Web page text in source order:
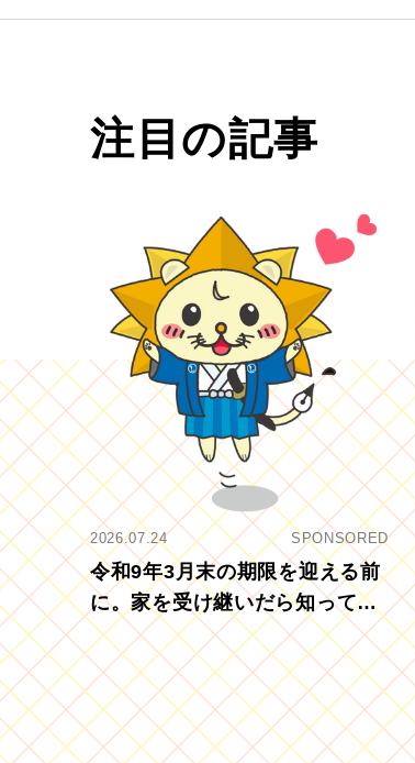
注目の記事
2026.07.24 SPONSORED
令和9年3月末の期限を迎える前
に。家を受け継いだら知ってお
きたい「相続登記の義務化」